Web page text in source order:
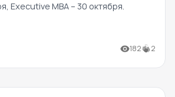
Executive MBA – 30 октября.
182 2